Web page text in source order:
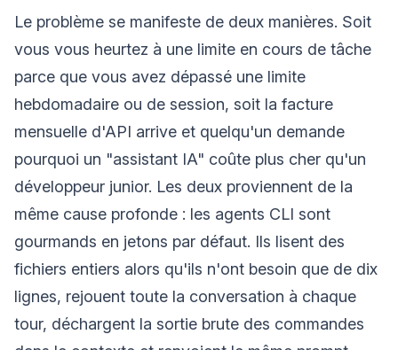
Le problème se manifeste de deux manières. Soit
vous vous heurtez à une limite en cours de tâche
parce que vous avez dépassé une limite
hebdomadaire ou de session, soit la facture
mensuelle d'API arrive et quelqu'un demande
pourquoi un "assistant IA" coûte plus cher qu'un
développeur junior. Les deux proviennent de la
même cause profonde : les agents CLI sont
gourmands en jetons par défaut. Ils lisent des
fichiers entiers alors qu'ils n'ont besoin que de dix
lignes, rejouent toute la conversation à chaque
tour, déchargent la sortie brute des commandes